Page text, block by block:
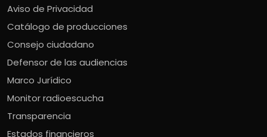
Aviso de Privacidad
Catálogo de producciones
Consejo ciudadano
Defensor de las audiencias
Marco Jurídico
Monitor radioescucha
Transparencia
Estados financieros